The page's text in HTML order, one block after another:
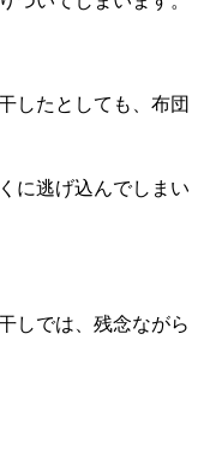
したとしても、布団
に逃げ込んでしまい
しでは、残念ながら